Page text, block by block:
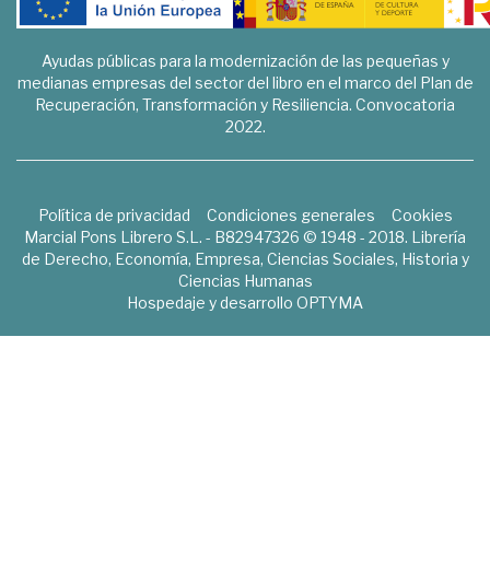
Ayudas públicas para la modernización de las pequeñas y
medianas empresas del sector del libro en el marco del Plan de
Recuperación, Transformación y Resiliencia. Convocatoria
2022.
Política de privacidad Condiciones generales
Cookies
Marcial Pons Librero S.L. - B82947326 © 1948 - 2018. Librería
de Derecho, Economía, Empresa, Ciencias Sociales, Historia y
Ciencias Humanas
Hospedaje y desarrollo OPTYMA